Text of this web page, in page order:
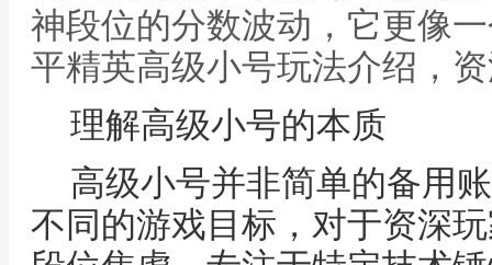
神段位的分数波动，它更像
平精英高级小号玩法介绍，
理解高级小号的本质
高级小号并非简单的备用
不同的游戏目标，对于资深